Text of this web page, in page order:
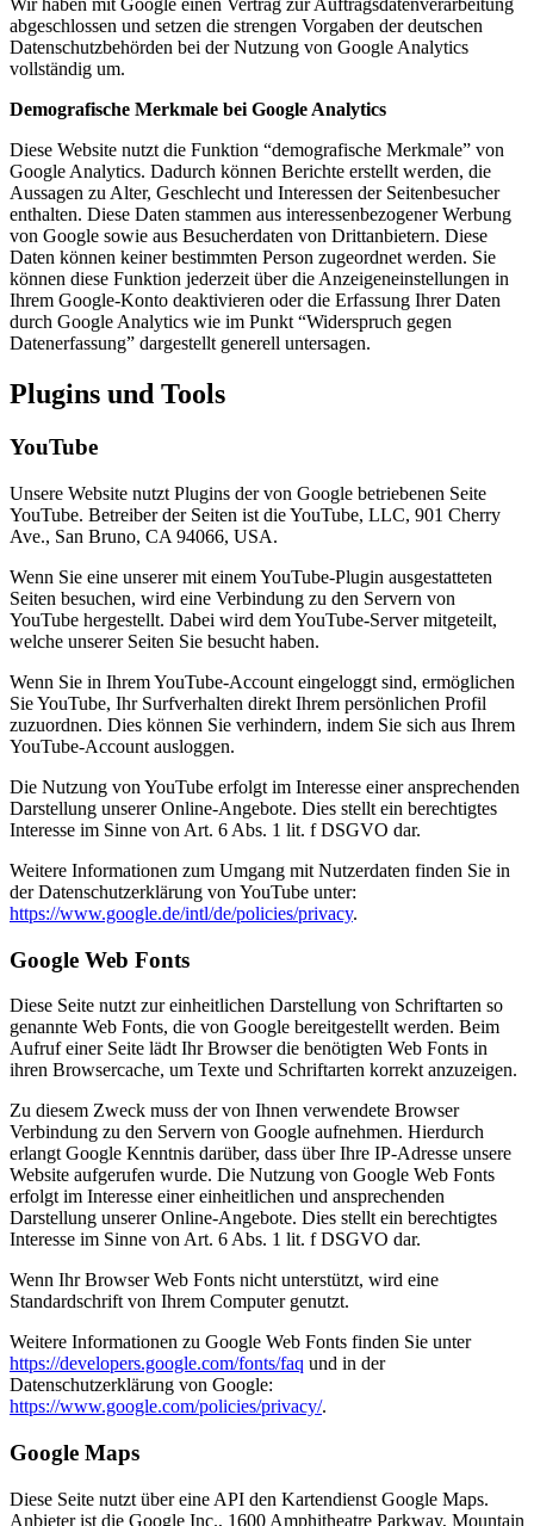
Wir haben mit Google einen Vertrag zur Auftragsdatenverarbeitung
abgeschlossen und setzen die strengen Vorgaben der deutschen
Datenschutzbehörden bei der Nutzung von Google Analytics
vollständig um.
Demografische Merkmale bei Google Analytics
Diese Website nutzt die Funktion “demografische Merkmale” von
Google Analytics. Dadurch können Berichte erstellt werden, die
Aussagen zu Alter, Geschlecht und Interessen der Seitenbesucher
enthalten. Diese Daten stammen aus interessenbezogener Werbung
von Google sowie aus Besucherdaten von Drittanbietern. Diese
Daten können keiner bestimmten Person zugeordnet werden. Sie
können diese Funktion jederzeit über die Anzeigeneinstellungen in
Ihrem Google-Konto deaktivieren oder die Erfassung Ihrer Daten
durch Google Analytics wie im Punkt “Widerspruch gegen
Datenerfassung” dargestellt generell untersagen.
Plugins und Tools
YouTube
Unsere Website nutzt Plugins der von Google betriebenen Seite
YouTube. Betreiber der Seiten ist die YouTube, LLC, 901 Cherry
Ave., San Bruno, CA 94066, USA.
Wenn Sie eine unserer mit einem YouTube-Plugin ausgestatteten
Seiten besuchen, wird eine Verbindung zu den Servern von
YouTube hergestellt. Dabei wird dem YouTube-Server mitgeteilt,
welche unserer Seiten Sie besucht haben.
Wenn Sie in Ihrem YouTube-Account eingeloggt sind, ermöglichen
Sie YouTube, Ihr Surfverhalten direkt Ihrem persönlichen Profil
zuzuordnen. Dies können Sie verhindern, indem Sie sich aus Ihrem
YouTube-Account ausloggen.
Die Nutzung von YouTube erfolgt im Interesse einer ansprechenden
Darstellung unserer Online-Angebote. Dies stellt ein berechtigtes
Interesse im Sinne von Art. 6 Abs. 1 lit. f DSGVO dar.
Weitere Informationen zum Umgang mit Nutzerdaten finden Sie in
der Datenschutzerklärung von YouTube unter:
https://www.google.de/intl/de/policies/privacy.
Google Web Fonts
Diese Seite nutzt zur einheitlichen Darstellung von Schriftarten so
genannte Web Fonts, die von Google bereitgestellt werden. Beim
Aufruf einer Seite lädt Ihr Browser die benötigten Web Fonts in
ihren Browsercache, um Texte und Schriftarten korrekt anzuzeigen.
Zu diesem Zweck muss der von Ihnen verwendete Browser
Verbindung zu den Servern von Google aufnehmen. Hierdurch
erlangt Google Kenntnis darüber, dass über Ihre IP-Adresse unsere
Website aufgerufen wurde. Die Nutzung von Google Web Fonts
erfolgt im Interesse einer einheitlichen und ansprechenden
Darstellung unserer Online-Angebote. Dies stellt ein berechtigtes
Interesse im Sinne von Art. 6 Abs. 1 lit. f DSGVO dar.
Wenn Ihr Browser Web Fonts nicht unterstützt, wird eine
Standardschrift von Ihrem Computer genutzt.
Weitere Informationen zu Google Web Fonts finden Sie unter
https://developers.google.com/fonts/faq und in der
Datenschutzerklärung von Google:
https://www.google.com/policies/privacy/.
Google Maps
Diese Seite nutzt über eine API den Kartendienst Google Maps.
Anbieter ist die Google Inc., 1600 Amphitheatre Parkway, Mountain